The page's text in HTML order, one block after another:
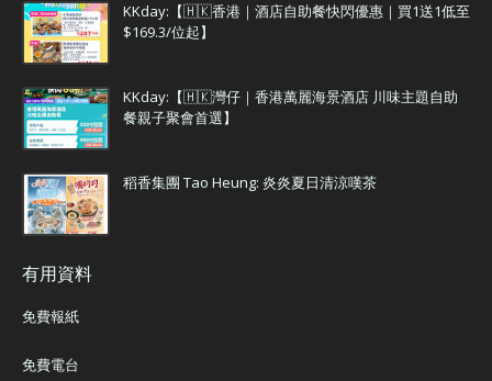
KKday:【🇭🇰香港｜酒店自助餐快閃優惠｜買1送1低至
$169.3/位起】
KKday:【🇭🇰灣仔｜香港萬麗海景酒店 川味主題自助
餐親子聚會首選】
稻香集團 Tao Heung: 炎炎夏日清涼嘆茶
有用資料
免費報紙
免費電台